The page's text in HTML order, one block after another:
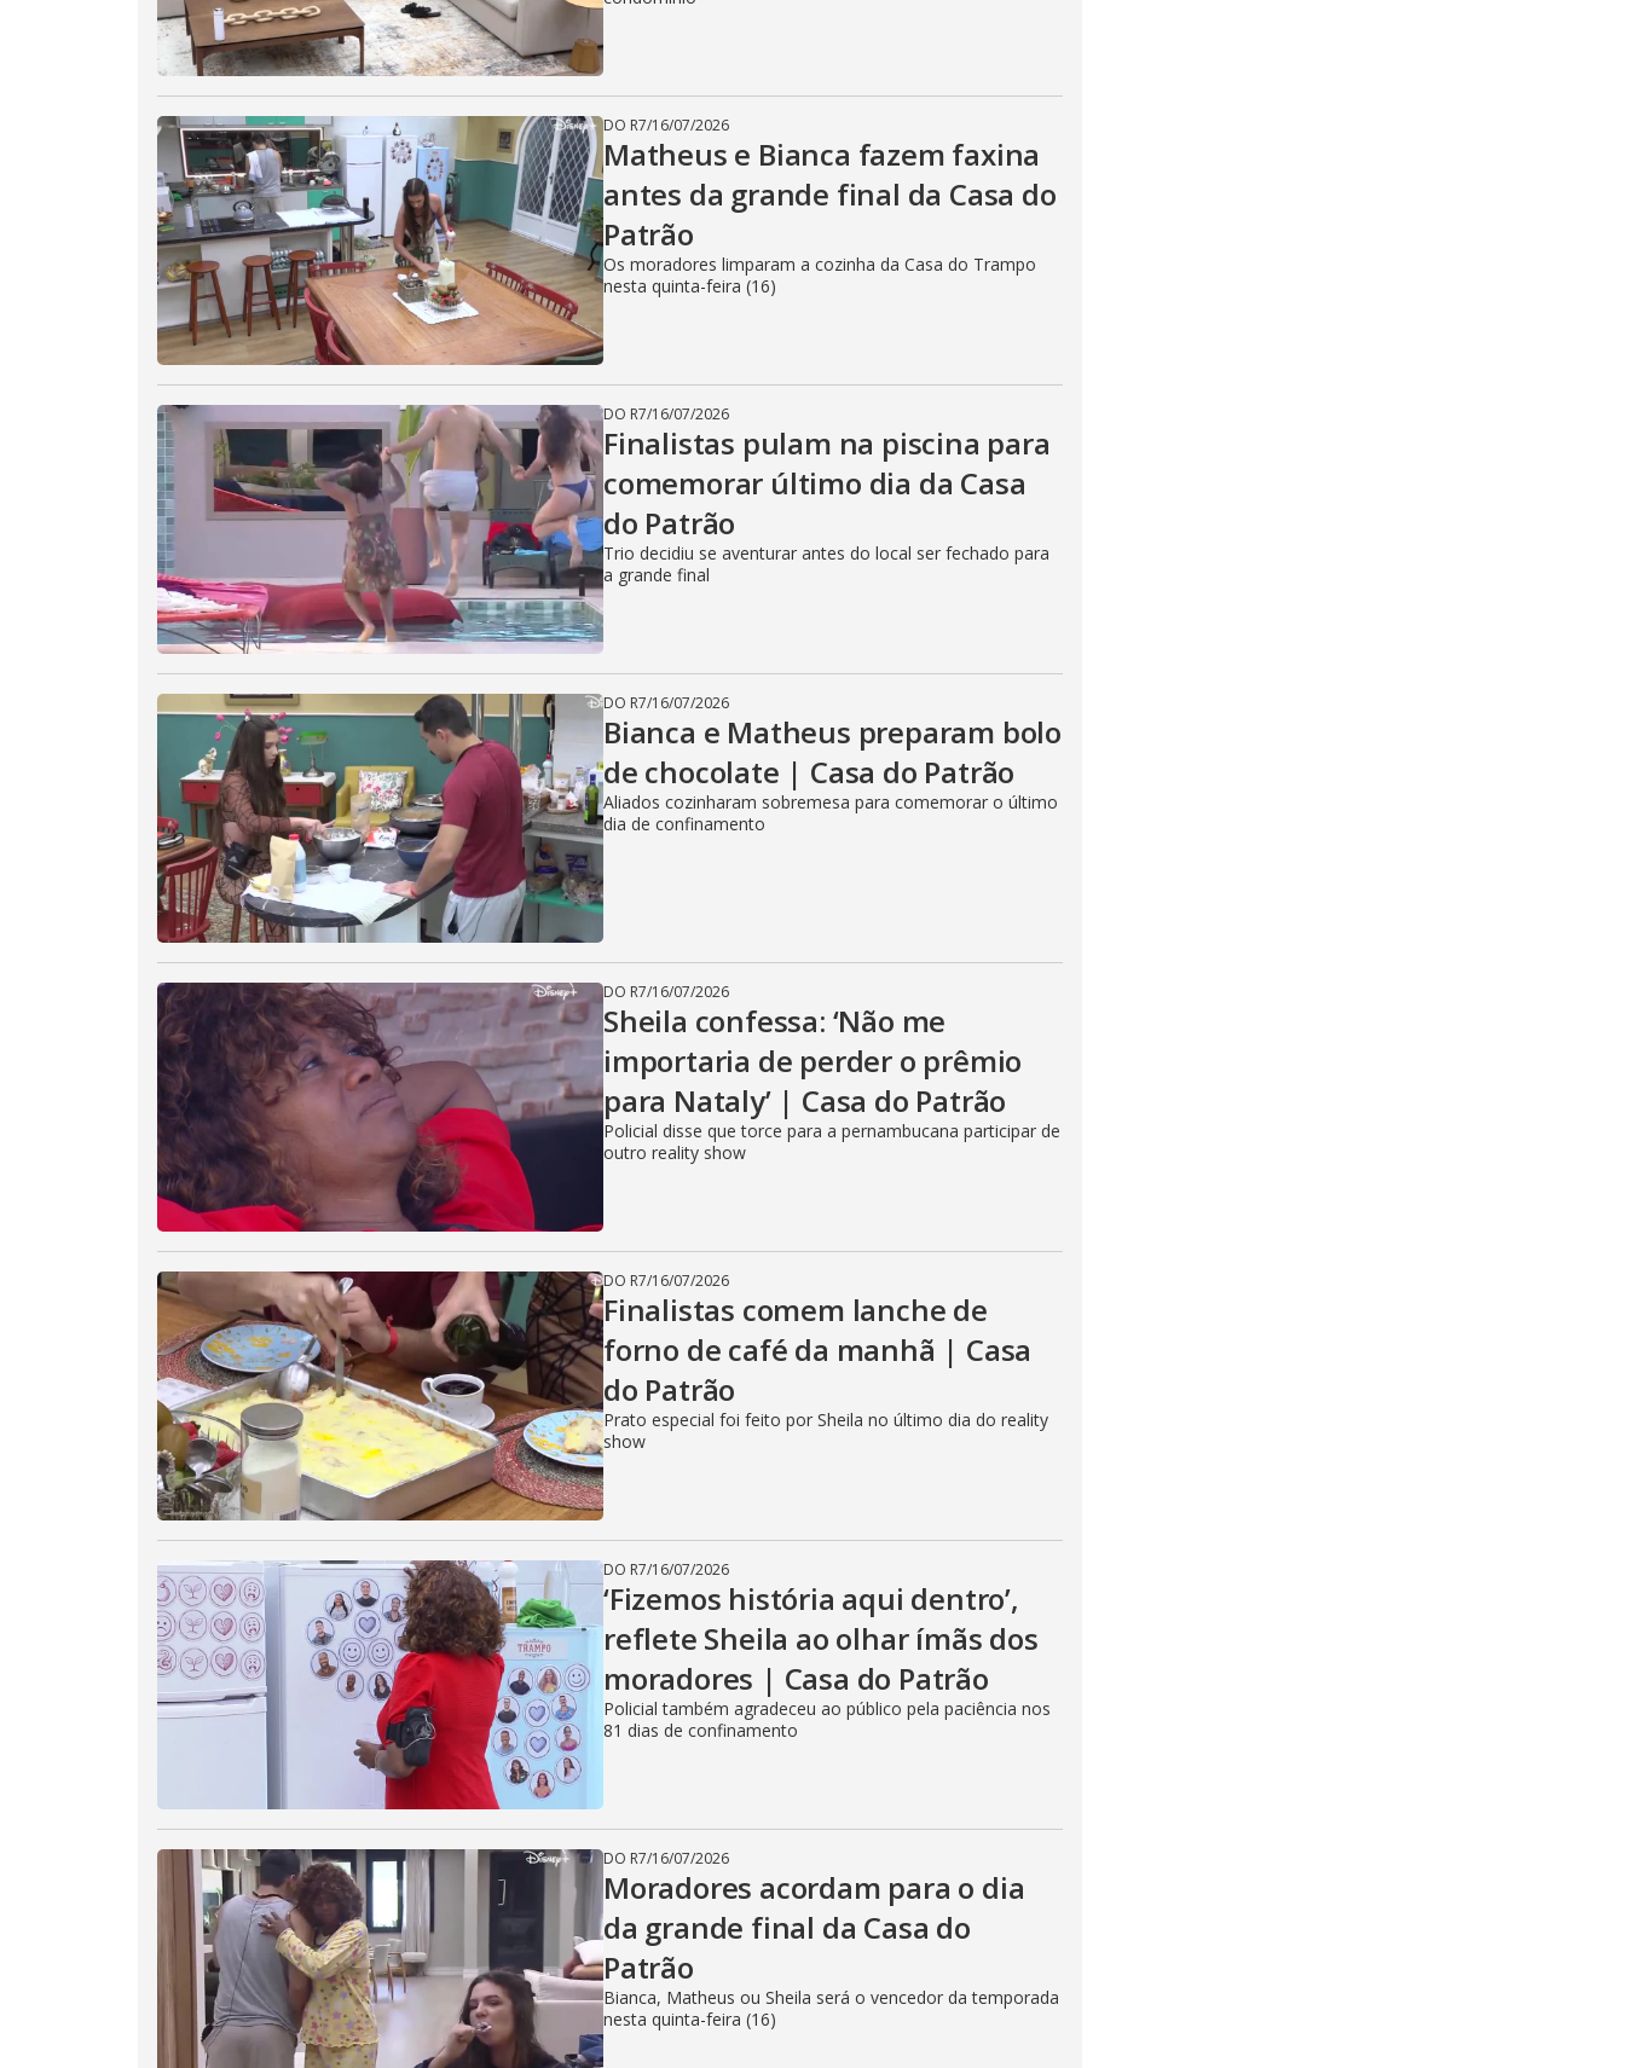
DO R7/16/07/2026
Matheus e Bianca fazem faxina
antes da grande final da Casa do
Patrão
Os moradores limparam a cozinha da Casa do Trampo
nesta quinta-feira (16)
DO R7/16/07/2026
Finalistas pulam na piscina para
comemorar último dia da Casa
do Patrão
Trio decidiu se aventurar antes do local ser fechado para
a grande final
DO R7/16/07/2026
Bianca e Matheus preparam bolo
de chocolate | Casa do Patrão
Aliados cozinharam sobremesa para comemorar o último
dia de confinamento
DO R7/16/07/2026
Sheila confessa: ‘Não me
importaria de perder o prêmio
para Nataly’ | Casa do Patrão
Policial disse que torce para a pernambucana participar de
outro reality show
DO R7/16/07/2026
Finalistas comem lanche de
forno de café da manhã | Casa
do Patrão
Prato especial foi feito por Sheila no último dia do reality
show
DO R7/16/07/2026
‘Fizemos história aqui dentro’,
reflete Sheila ao olhar ímãs dos
moradores | Casa do Patrão
Policial também agradeceu ao público pela paciência nos
81 dias de confinamento
DO R7/16/07/2026
Moradores acordam para o dia
da grande final da Casa do
Patrão
Bianca, Matheus ou Sheila será o vencedor da temporada
nesta quinta-feira (16)